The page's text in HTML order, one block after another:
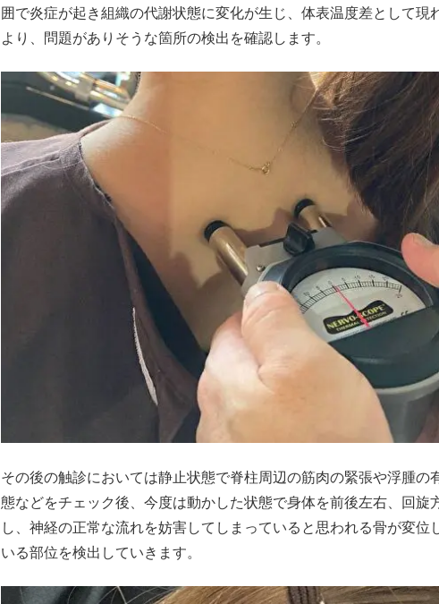
囲で炎症が起き組織の代謝状態に変化が生じ、体表温度差として現
より、問題がありそうな箇所の検出を確認します。
その後の触診においては静止状態で脊柱周辺の筋肉の緊張や浮腫の
態などをチェック後、今度は動かした状態で身体を前後左右、回旋
し、神経の正常な流れを妨害してしまっていると思われる骨が変位
いる部位を検出していきます。